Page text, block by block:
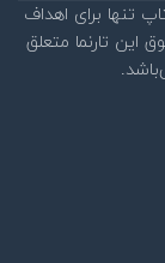
تنها برای اهداف
این تارنما متعلق